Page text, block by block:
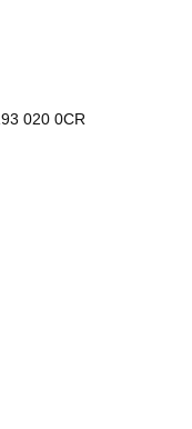
020 0CR